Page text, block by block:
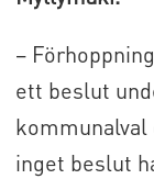
–
ett beslut
kommunalval
inget beslut